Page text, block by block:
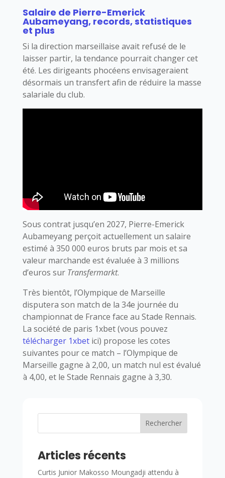
Salaire de Pierre-Emerick
Aubameyang, records, statistiques
et plus
Si la direction marseillaise avait refusé de le
laisser partir, la tendance pourrait changer cet
été. Les dirigeants phocéens envisageraient
désormais un transfert afin de réduire la masse
salariale du club.
Sous contrat jusqu’en 2027, Pierre-Emerick
Aubameyang perçoit actuellement un salaire
estimé à 350 000 euros bruts par mois et sa
valeur marchande est évaluée à 3 millions
d’euros sur Transfermarkt.
Très bientôt, l’Olympique de Marseille
disputera son match de la 34e journée du
championnat de France face au Stade Rennais.
La société de paris 1xbet (vous pouvez
télécharger 1xbetici) propose les cotes
suivantes pour ce match – l’Olympique de
Marseille gagne à 2,00, un match nul est évalué
à 4,00, et le Stade Rennais gagne à 3,30.
Rechercher
Articles récents
Curtis Junior Makosso Moungadji attendu à